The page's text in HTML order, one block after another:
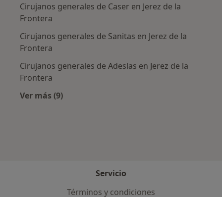
Cirujanos generales de Caser en Jerez de la
Frontera
Cirujanos generales de Sanitas en Jerez de la
Frontera
Cirujanos generales de Adeslas en Jerez de la
Frontera
Ver más (9)
Servicio
Términos y condiciones